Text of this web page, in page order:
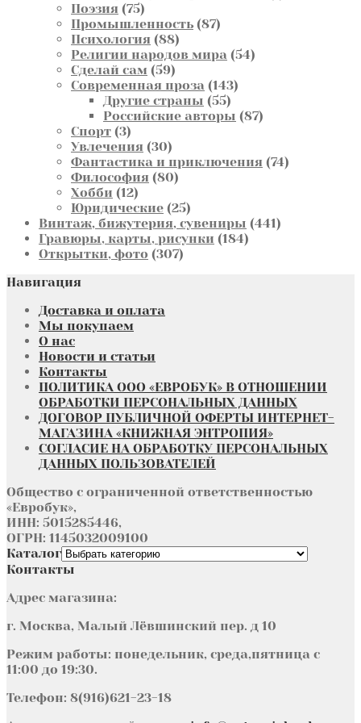
Поэзия 7575
товаров
Промышленность 8787
Психология 8888
товаров
Религии народов мира 5454
Сделай сам 5959
товаров
Современная проза 143143
Другие страны 5555
товаров
Российские авторы 8787
Спорт 33
товара
Увлечения 3030
товаров
Фантастика и приключения 7474
Философия 8080
Хобби 1212
товаров
Юридические 2525
товаров
Винтаж, бижутерия, сувениры 441441
Гравюры, карты, рисунки 184184
Открытки, фото 307307
Навигация
Доставка и оплата
Мы покупаем
О нас
Новости и статьи
Контакты
ПОЛИТИКА ООО «ЕВРОБУК» В ОТНОШЕНИИ
ОБРАБОТКИ ПЕРСОНАЛЬНЫХ ДАННЫХ
ДОГОВОР ПУБЛИЧНОЙ ОФЕРТЫ ИНТЕРНЕТ-
МАГАЗИНА «КНИЖНАЯ ЭНТРОПИЯ»
СОГЛАСИЕ НА ОБРАБОТКУ ПЕРСОНАЛЬНЫХ
ДАННЫХ ПОЛЬЗОВАТЕЛЕЙ
Общество с ограниченной ответственностью
«Евробук»,
ИНН: 5015285446,
ОГРН: 1145032009100
Каталог
Контакты
Адрес магазина:
г. Москва, Малый Лёвшинский пер. д 10
Режим работы: понедельник, среда,пятница с
11:00 до 19:30.
Телефон: 8(916)621-23-18